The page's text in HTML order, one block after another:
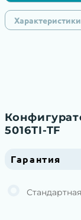
Характеристики
5016TI-TF
Гарантия